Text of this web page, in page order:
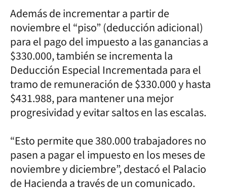
Además de incrementar a partir de
noviembre el “piso” (deducción adicional)
para el pago del impuesto a las ganancias a
$330.000, también se incrementa la
Deducción Especial Incrementada para el
tramo de remuneración de $330.000 y hasta
$431.988, para mantener una mejor
progresividad y evitar saltos en las escalas.
“Esto permite que 380.000 trabajadores no
pasen a pagar el impuesto en los meses de
noviembre y diciembre”, destacó el Palacio
de Hacienda a través de un comunicado.